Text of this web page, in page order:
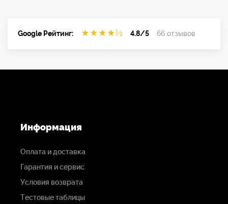
Google Рейтинг: ★ ★ ★ ★½ 4.8/5 66 отзывов
Информация
Оплата и доставка
Гарантия и сервис
Условия возврата
Тестовые таблицы